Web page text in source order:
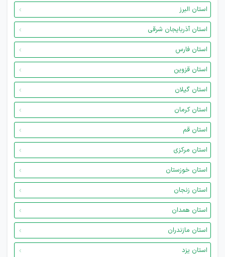
استان البرز
استان آذربایجان شرقی
استان فارس
استان قزوین
استان گیلان
استان کرمان
استان قم
استان مرکزی
استان خوزستان
استان زنجان
استان همدان
استان مازندران
استان یزد